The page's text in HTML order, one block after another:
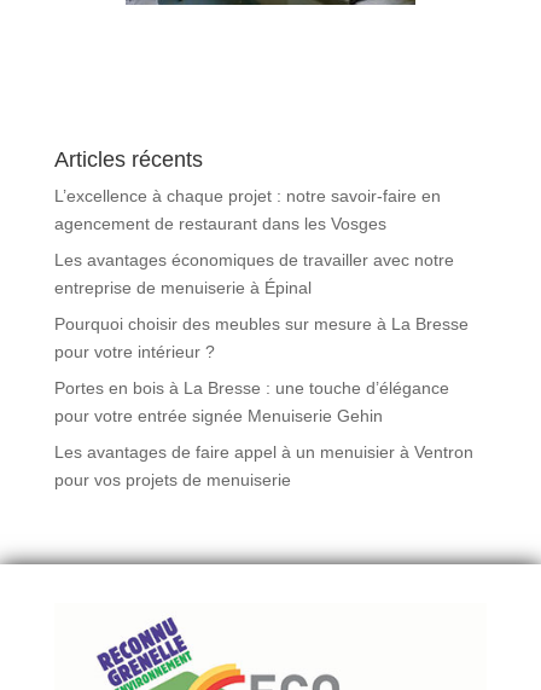
Articles récents
L’excellence à chaque projet : notre savoir-faire en
agencement de restaurant dans les Vosges
Les avantages économiques de travailler avec notre
entreprise de menuiserie à Épinal
Pourquoi choisir des meubles sur mesure à La Bresse
pour votre intérieur ?
Portes en bois à La Bresse : une touche d’élégance
pour votre entrée signée Menuiserie Gehin
Les avantages de faire appel à un menuisier à Ventron
pour vos projets de menuiserie